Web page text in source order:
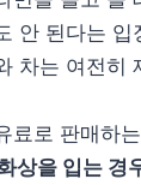
안 된다는
차는 여전히
료로 판매하는
상을 입는 경